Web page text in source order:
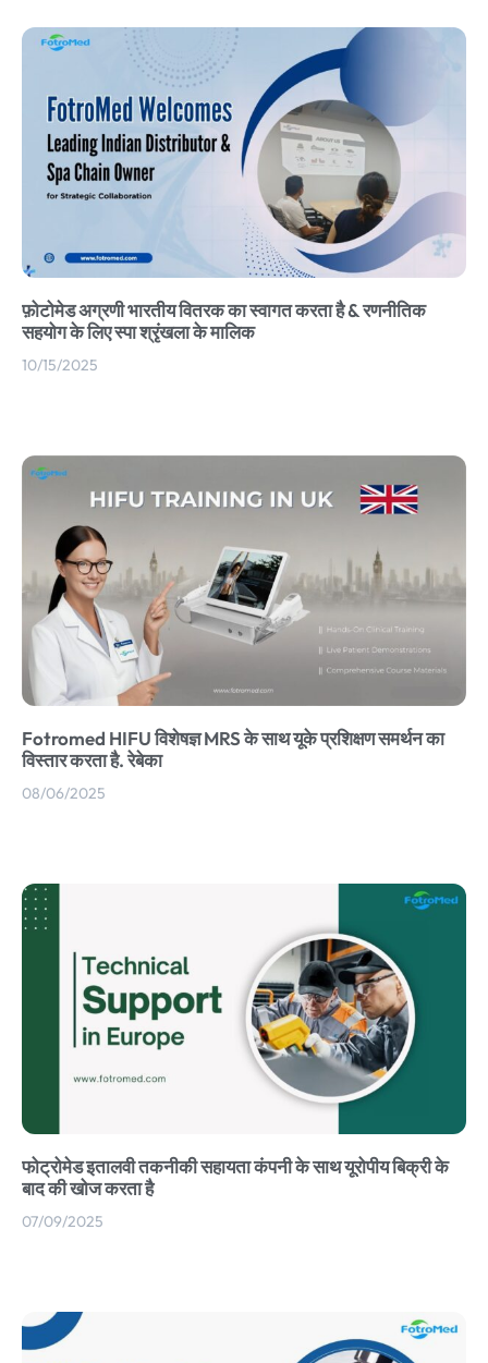
फ़ोटोमेड अग्रणी भारतीय वितरक का स्वागत करता है & रणनीतिक
सहयोग के लिए स्पा श्रृंखला के मालिक
10/15/2025
Fotromed HIFU विशेषज्ञ MRS के साथ यूके प्रशिक्षण समर्थन का
विस्तार करता है. रेबेका
08/06/2025
फोट्रोमेड इतालवी तकनीकी सहायता कंपनी के साथ यूरोपीय बिक्री के
बाद की खोज करता है
07/09/2025